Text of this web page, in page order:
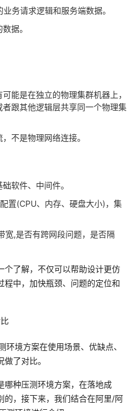
务请求逻辑和服务端数据。
据。
能是在独立的物理集群机器上，
跟其他逻辑层共享同一个物理集
不是物理网络连接。
软件、中间件。
置(CPU、内存、硬盘大小)，集
宽,是否有跨网段问题，是否隔
个了解，不仅可以帮助设计更仿
程中，加快瓶颈、问题的定位和
境方案在使用场景、优缺点、
了对比。
哪种压测环境方案，在落地成
的，接下来，我们结合在阿里/阿